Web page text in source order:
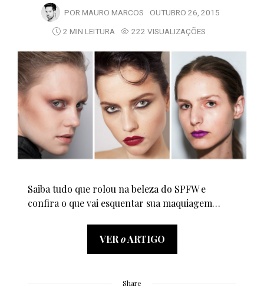
POR MAURO MARCOS OUTUBRO 26, 2015
2 MIN LEITURA
222 VISUALIZAÇÕES
Saiba tudo que rolou na beleza do SPFW e
confira o que vai esquentar sua maquiagem…
VER oARTIGO
Share